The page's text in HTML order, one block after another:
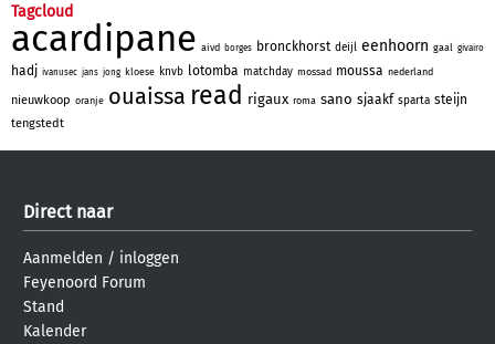
Tagcloud
acardipane aivd borges bronckhorst deijl eenhoorn gaal givairo
hadj ivanusec jans jong kloese knvb lotomba matchday mossad moussa nederland
nieuwkoop oranje ouaissa read rigaux roma sano sjaakf sparta steijn
tengstedt
Direct naar
Aanmelden / inloggen
Feyenoord Forum
Stand
Kalender